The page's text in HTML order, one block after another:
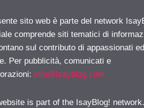
sito web è parte del network
comprende siti tematici di
sul contributo di appassionati
Per pubblicità, comunicati e
info@isayblog.com
is part of the IsayBlog!